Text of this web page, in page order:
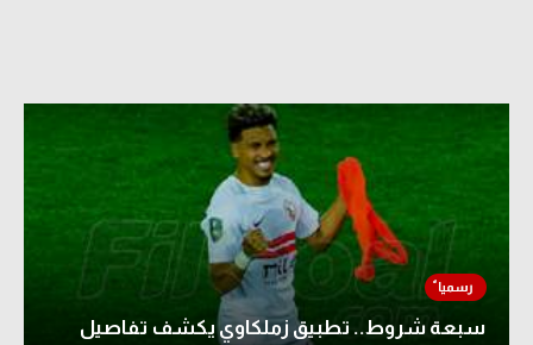
سبعة شروط.. تطبيق زملكاوي يكشف تفاصيل